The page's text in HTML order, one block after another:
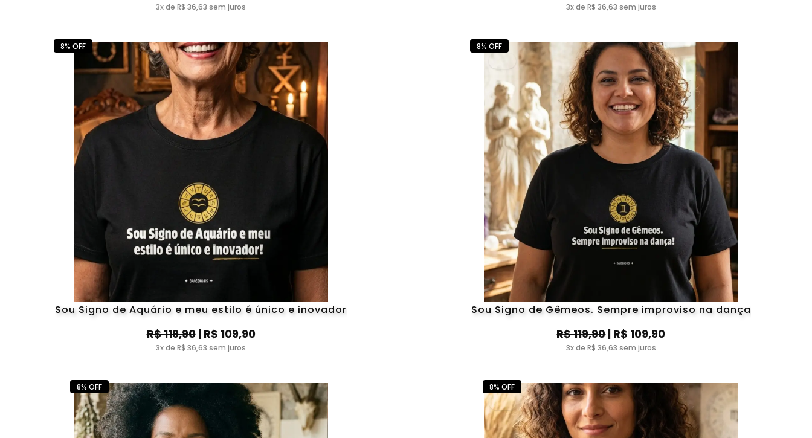
3x de R$ 36,63 sem juros 3x de R$ 36,63 sem juros
Sou Signo de Aquário e meu estilo é único e inovador
R$ 119,90| R$ 109,90
3x de R$ 36,63 sem juros
8% OFF
Sou Signo de Gêmeos. Sempre improviso na dança
R$ 119,90| R$ 109,90
3x de R$ 36,63 sem juros
8% OFF
8% OFF 8% OFF